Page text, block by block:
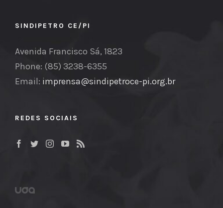
SINDIPETRO CE/PI
Avenida Francisco Sá, 1823
Phone: (85) 3238-6355
Email: imprensa@sindipetroce-pi.org.br
REDES SOCIAIS